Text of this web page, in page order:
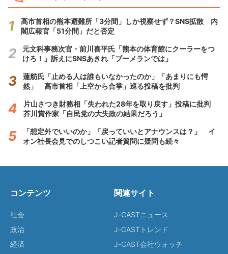
高市首相の熊本避難所「3分間」しか視察せず？SNS拡散 内
閣広報官「51分間」だと否定
元文科事務次官・前川喜平氏「熊本の体育館にクーラーをつ
けろ！」訴えにSNSあきれ「ブーメランでは」
蓮舫氏「止める人は誰もいなかったのか」「あまりにも愕
然」 高市首相「上空から合掌」巡る投稿を批判
片山さつき財務相「失われた28年を取り戻す」投稿に批判
芥川賞作家「自民党の大失政の結果だろう」
「想定外でいいのか」「戻っていいとアナウンスは？」 イ
オン社長会見でのしつこい記者質問に疑問も続々
コンテンツ
社会
政治
経済
関連サイト
J-CASTニュース
J-CASTトレンド
J-CAST会社ウォッチ